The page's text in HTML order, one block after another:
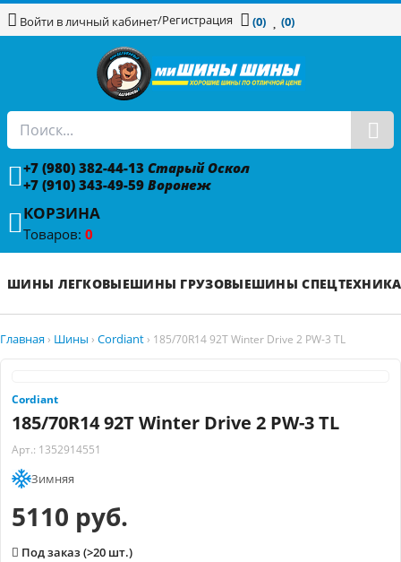
Войти в личный кабинет/Регистрация (0) (0)
+7 (980) 382-44-13 Старый Оскол
+7 (910) 343-49-59 Воронеж
КОРЗИНА
Товаров: 0
ШИНЫ ЛЕГКОВЫЕШИНЫ ГРУЗОВЫЕШИНЫ СПЕЦТЕХНИКА
Главная › Шины › Cordiant › 185/70R14 92T Winter Drive 2 PW-3 TL
Cordiant
185/70R14 92T Winter Drive 2 PW-3 TL
Арт.: 1352914551
Зимняя
5110 руб.
Под заказ (>20 шт.)